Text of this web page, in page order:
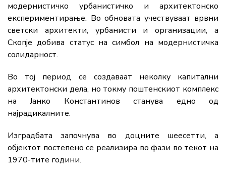
модернистичко урбанистичко и архитектонско
експериментирање. Во обновата учествуваат врвни
светски архитекти, урбанисти и организации, а
Скопје добива статус на симбол на модернистичка
солидарност.
Во тој период се создаваат неколку капитални
архитектонски дела, но токму поштенскиот комплекс
на Јанко Константинов станува едно од
најрадикалните.
Изградбата започнува во доцните шеесетти, а
објектот постепено се реализира во фази во текот на
1970-тите години.